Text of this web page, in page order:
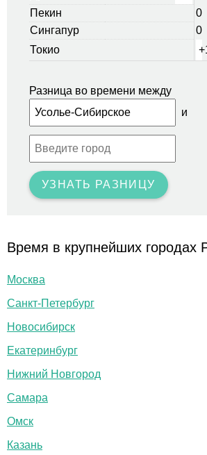
Пекин
0
Сингапур
0
Токио
Разница во времени между
и
УЗНАТЬ РАЗНИЦУ
Время в крупнейших городах
Москва
Санкт-Петербург
Новосибирск
Екатеринбург
Нижний Новгород
Самара
Омск
Казань